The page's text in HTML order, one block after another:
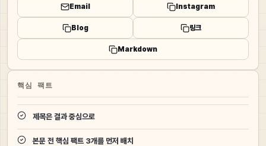
Email Instagram
Blog 링크
Markdown
핵심 팩트
제목은 결과 중심으로
본문 전 핵심 팩트 3개를 먼저 배치